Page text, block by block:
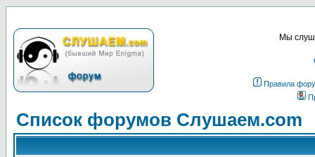
Мы
Правила
Список форумов Слушаем.com